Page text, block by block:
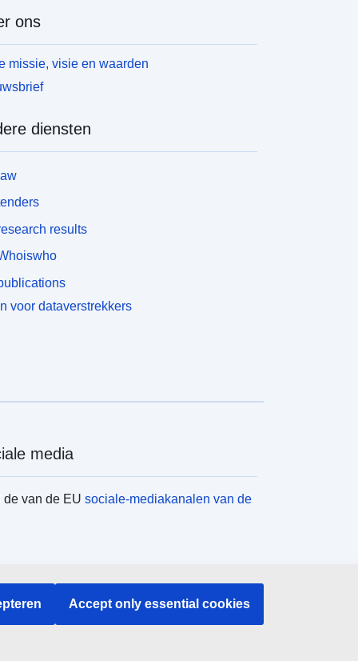
bijgevoegd. Elke PPR wordt geïdentificeerd
toepassingsgebied van het voorschrift vallen
deze zich in de voorgeschreven toestand
gelden wanneer deze zich in de
op de afdeling in kaart te brengen.
ons
missie, visie en waarden
diensten
results
voor dataverstrekkers
media
de van de EUsociale-mediakanalen van de
naar EU-instellingen en -organen
Accept only essential cookies